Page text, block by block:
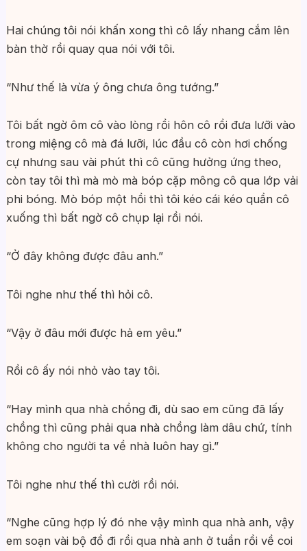
Hai chúng tôi nói khấn xong thì cô lấy nhang cắm lên
bàn thờ rồi quay qua nói với tôi.
“Như thế là vừa ý ông chưa ông tướng.”
Tôi bất ngờ ôm cô vào lòng rồi hôn cô rồi đưa lưỡi vào
trong miệng cô mà đá lưỡi, lúc đầu cô còn hơi chống
cự nhưng sau vài phút thì cô cũng hưởng ứng theo,
còn tay tôi thì mà mò mà bóp cặp mông cô qua lớp vải
phi bóng. Mò bóp một hồi thì tôi kéo cái kéo quần cô
xuống thì bất ngờ cô chụp lại rồi nói.
“Ở đây không được đâu anh.”
Tôi nghe như thế thì hỏi cô.
“Vậy ở đâu mới được hả em yêu.”
Rồi cô ấy nói nhỏ vào tay tôi.
“Hay mình qua nhà chồng đi, dù sao em cũng đã lấy
chồng thì cũng phải qua nhà chồng làm dâu chứ, tính
không cho người ta về nhà luôn hay gì.”
Tôi nghe như thế thì cười rồi nói.
“Nghe cũng hợp lý đó nhe vậy mình qua nhà anh, vậy
em soạn vài bộ đồ đi rồi qua nhà anh ở tuần rồi về coi